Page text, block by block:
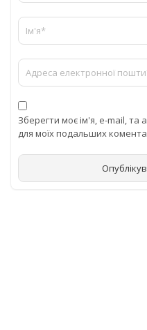
Зберегти моє ім'я, e-mail, та
для моїх подальших